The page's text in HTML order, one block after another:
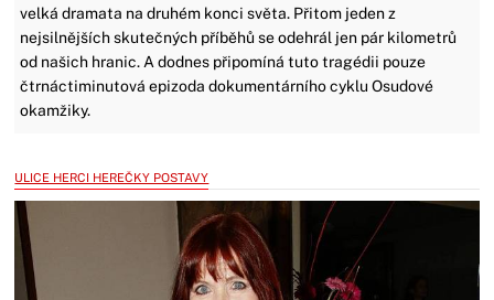
velká dramata na druhém konci světa. Přitom jeden z
nejsilnějších skutečných příběhů se odehrál jen pár kilometrů
od našich hranic. A dodnes připomíná tuto tragédii pouze
čtrnáctiminutová epizoda dokumentárního cyklu Osudové
okamžiky.
ULICE HERCI HEREČKY POSTAVY